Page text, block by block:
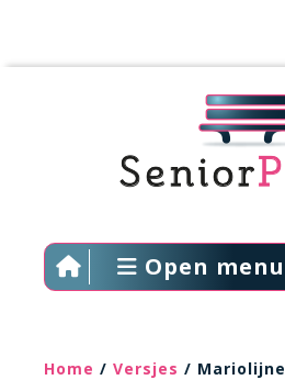
Open menu
Home / Versjes / Mariolijne